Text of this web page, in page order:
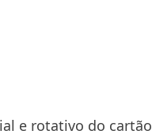
e rotativo do cartão